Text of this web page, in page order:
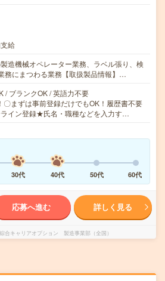
給
造機械オペレーター業務、ラベル張り、検
務にまつわる業務【取扱製品情報】…
/ ブランクOK / 英語力不要
まずは事前登録だけでもOK！履歴書不要
イン登録★氏名・職種などを入力す…
30代 40代 50代 60代
応募へ進む 詳しく見る
合キャリアオプション 製造事業部（全国）